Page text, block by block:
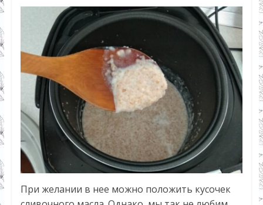
При желании в нее можно положить кусочек